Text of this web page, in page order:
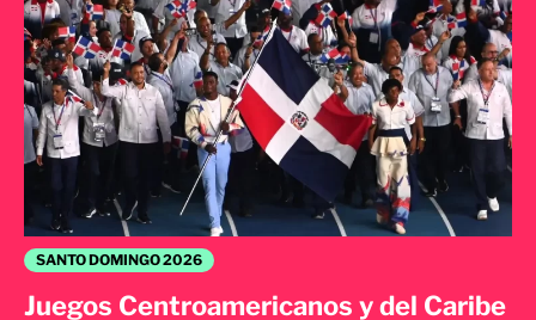
SANTO DOMINGO 2026
Juegos Centroamericanos y del Caribe